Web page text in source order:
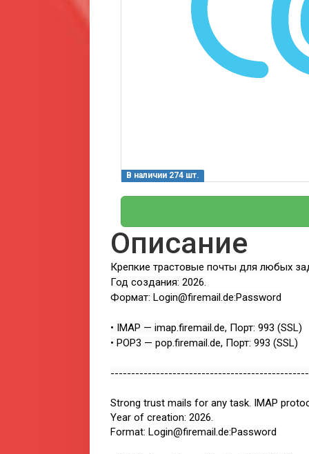
В наличии 274 шт.
Описание
Крепкие трастовые почты для любых
Год создания: 2026.
Формат: Login@firemail.de:Password
• IMAP — imap.firemail.de, Порт: 993 (SSL)
• POP3 — pop.firemail.de, Порт: 993 (SSL)
Strong trust mails for any task. IMAP
Year of creation: 2026.
Format: Login@firemail.de:Password